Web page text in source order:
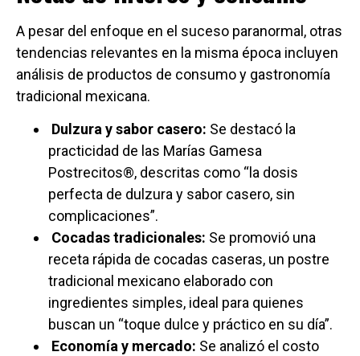
A pesar del enfoque en el suceso paranormal, otras
tendencias relevantes en la misma época incluyen
análisis de productos de consumo y gastronomía
tradicional mexicana.
Dulzura y sabor casero: Se destacó la
practicidad de las Marías Gamesa
Postrecitos®, descritas como “la dosis
perfecta de dulzura y sabor casero, sin
complicaciones”.
Cocadas tradicionales: Se promovió una
receta rápida de cocadas caseras, un postre
tradicional mexicano elaborado con
ingredientes simples, ideal para quienes
buscan un “toque dulce y práctico en su día”.
Economía y mercado: Se analizó el costo